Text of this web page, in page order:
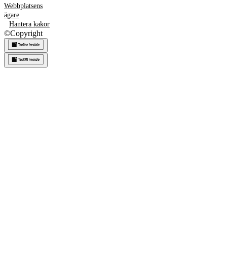
Webbplatsens
ägare
Hantera kakor
©Copyright